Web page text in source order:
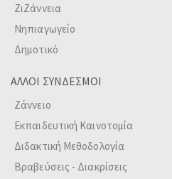
ΖιΖάννεια
Νηπιαγωγείο
Δημοτικό
ΑΛΛΟΙ ΣΥΝΔΕΣΜΟΙ
Ζάννειο
Εκπαιδευτική Καινοτομία
Διδακτική Μεθοδολογία
Βραβεύσεις - Διακρίσεις